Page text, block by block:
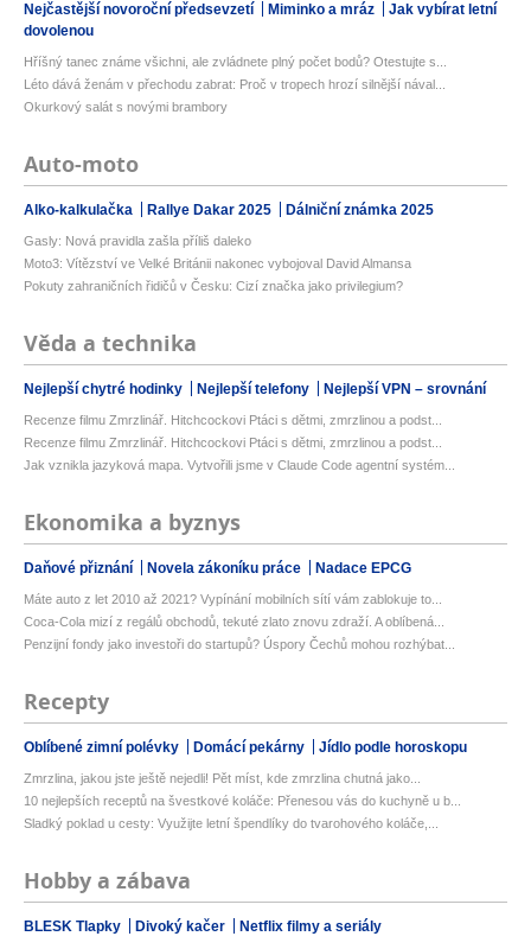
Nejčastější novoroční předsevzetí Miminko a mráz
Jak vybírat letní
dovolenou
Hříšný tanec známe všichni, ale zvládnete plný počet bodů? Otestujte s...
Léto dává ženám v přechodu zabrat: Proč v tropech hrozí silnější nával...
Okurkový salát s novými brambory
Auto-moto
Alko-kalkulačka Rallye Dakar 2025 Dálniční známka 2025
Gasly: Nová pravidla zašla příliš daleko
Moto3: Vítězství ve Velké Británii nakonec vybojoval David Almansa
Pokuty zahraničních řidičů v Česku: Cizí značka jako privilegium?
Věda a technika
Nejlepší chytré hodinky Nejlepší telefony Nejlepší VPN – srovnání
Recenze filmu Zmrzlinář. Hitchcockovi Ptáci s dětmi, zmrzlinou a podst...
Recenze filmu Zmrzlinář. Hitchcockovi Ptáci s dětmi, zmrzlinou a podst...
Jak vznikla jazyková mapa. Vytvořili jsme v Claude Code agentní systém...
Ekonomika a byznys
Daňové přiznání Novela zákoníku práce Nadace EPCG
Máte auto z let 2010 až 2021? Vypínání mobilních sítí vám zablokuje to...
Coca-Cola mizí z regálů obchodů, tekuté zlato znovu zdraží. A oblíbená...
Penzijní fondy jako investoři do startupů? Úspory Čechů mohou rozhýbat...
Recepty
Oblíbené zimní polévky Domácí pekárny Jídlo podle horoskopu
Zmrzlina, jakou jste ještě nejedli! Pět míst, kde zmrzlina chutná jako...
10 nejlepších receptů na švestkové koláče: Přenesou vás do kuchyně u b...
Sladký poklad u cesty: Využijte letní špendlíky do tvarohového koláče,...
Hobby a zábava
BLESK Tlapky Divoký kačer Netflix filmy a seriály